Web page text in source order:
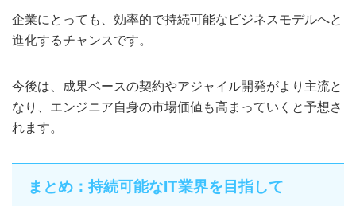
企業にとっても、効率的で持続可能なビジネスモデルへと
進化するチャンスです。
今後は、成果ベースの契約やアジャイル開発がより主流と
なり、エンジニア自身の市場価値も高まっていくと予想さ
れます。
まとめ：持続可能なIT業界を目指して